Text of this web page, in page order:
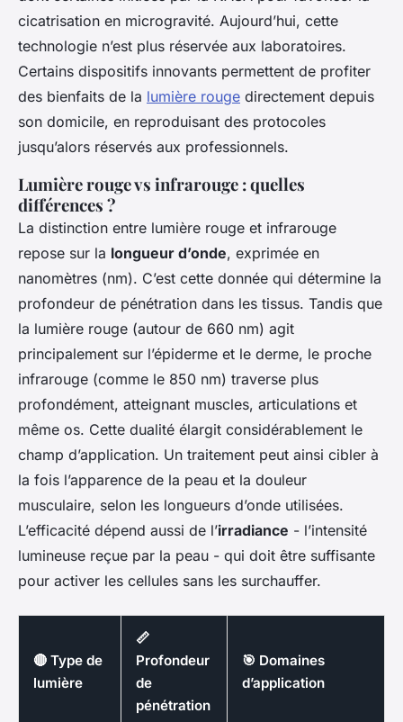
cicatrisation en microgravité. Aujourd’hui, cette
technologie n’est plus réservée aux laboratoires.
Certains dispositifs innovants permettent de profiter
des bienfaits de la lumière rouge directement depuis
son domicile, en reproduisant des protocoles
jusqu’alors réservés aux professionnels.
Lumière rouge vs infrarouge : quelles
différences ?
La distinction entre lumière rouge et infrarouge
repose sur la longueur d’onde, exprimée en
nanomètres (nm). C’est cette donnée qui détermine la
profondeur de pénétration dans les tissus. Tandis que
la lumière rouge (autour de 660 nm) agit
principalement sur l’épiderme et le derme, le proche
infrarouge (comme le 850 nm) traverse plus
profondément, atteignant muscles, articulations et
même os. Cette dualité élargit considérablement le
champ d’application. Un traitement peut ainsi cibler à
la fois l’apparence de la peau et la douleur
musculaire, selon les longueurs d’onde utilisées.
L’efficacité dépend aussi de l’irradiance - l’intensité
lumineuse reçue par la peau - qui doit être suffisante
pour activer les cellules sans les surchauffer.
🔴 Type de
lumière
📏
Profondeur
de
pénétration
🎯 Domaines
d’application